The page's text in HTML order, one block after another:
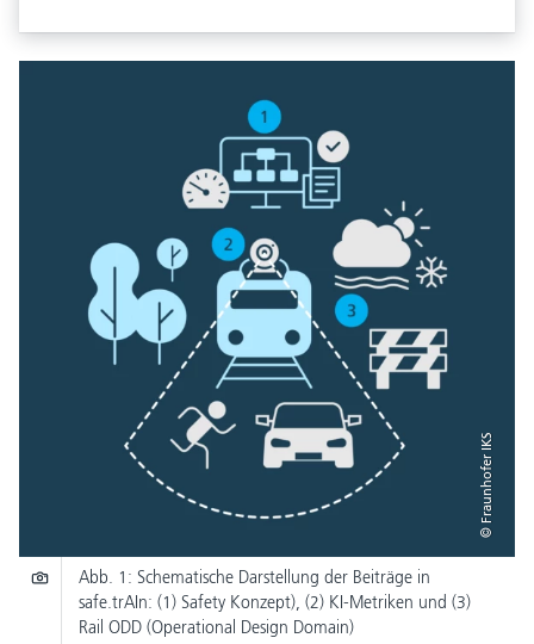
© Fraunhofer IKS
Abb. 1: Schematische Darstellung der Beiträge in
safe.trAIn: (1) Safety Konzept), (2) KI-Metriken und (3)
Rail ODD (Operational Design Domain)